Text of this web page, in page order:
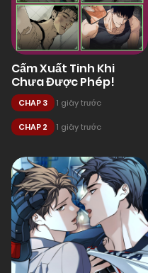
Cấm Xuất Tinh Khi
Chưa Được Phép!
CHAP 3 1 giây trước
CHAP 2 1 giây trước